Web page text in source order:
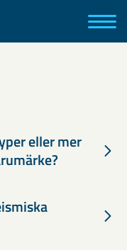
eller mer